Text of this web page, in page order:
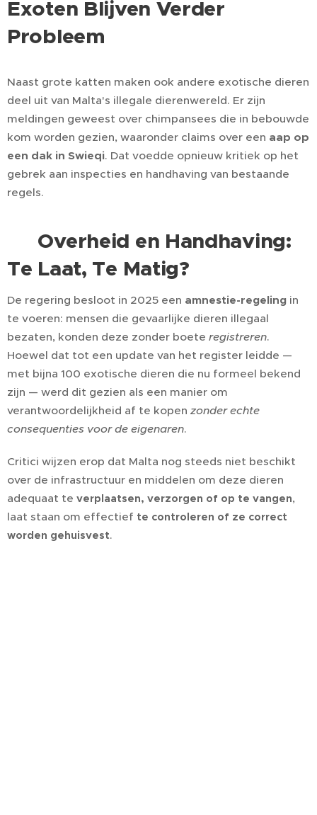
Exoten Blijven Verder
Probleem
Naast grote katten maken ook andere exotische dieren
deel uit van Malta's illegale dierenwereld. Er zijn
meldingen geweest over chimpansees die in bebouwde
kom worden gezien, waaronder claims over een aap op
een dak in Swieqi. Dat voedde opnieuw kritiek op het
gebrek aan inspecties en handhaving van bestaande
regels.
Overheid en Handhaving:
Te Laat, Te Matig?
De regering besloot in 2025 een amnestie-regeling in
te voeren: mensen die gevaarlijke dieren illegaal
bezaten, konden deze zonder boete registreren.
Hoewel dat tot een update van het register leidde —
met bijna 100 exotische dieren die nu formeel bekend
zijn — werd dit gezien als een manier om
verantwoordelijkheid af te kopen zonder echte
consequenties voor de eigenaren.
Critici wijzen erop dat Malta nog steeds niet beschikt
over de infrastructuur en middelen om deze dieren
adequaat te verplaatsen, verzorgen of op te vangen,
laat staan om effectief te controleren of ze correct
worden gehuisvest.